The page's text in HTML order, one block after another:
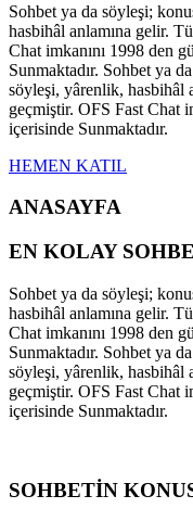
Sohbet ya da söyleşi;
hasbihâl anlamına gelir.
Chat imkanını 1998 den
Sunmaktadır. Sohbet ya
söyleşi, yârenlik, hasbihâl
geçmiştir. OFS Fast Chat
içerisinde Sunmaktadır.
HEMEN KATIL
ANASAYFA
EN KOLAY
Sohbet ya da söyleşi;
hasbihâl anlamına gelir.
Chat imkanını 1998 den
Sunmaktadır. Sohbet ya
söyleşi, yârenlik, hasbihâl
geçmiştir. OFS Fast Chat
içerisinde Sunmaktadır.
SOHBETİN